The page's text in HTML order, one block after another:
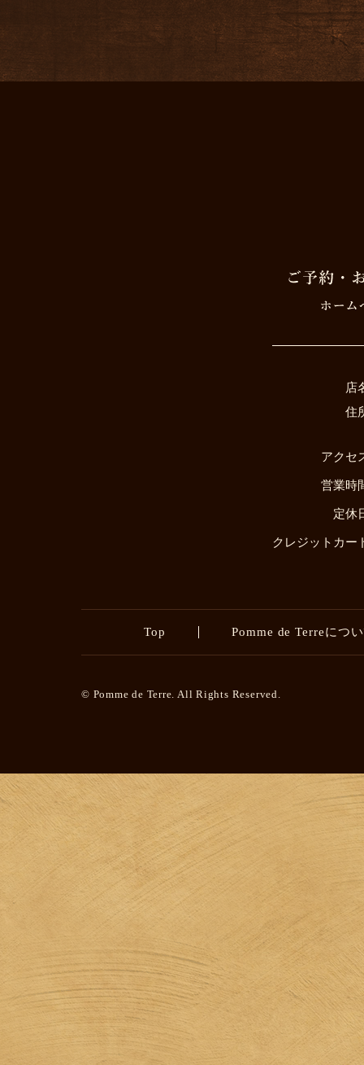
店
住
アクセ
営業時
定休
クレジットカー
Top Pomme de Terreにつ
© Pomme de Terre. All Rights Reserved.